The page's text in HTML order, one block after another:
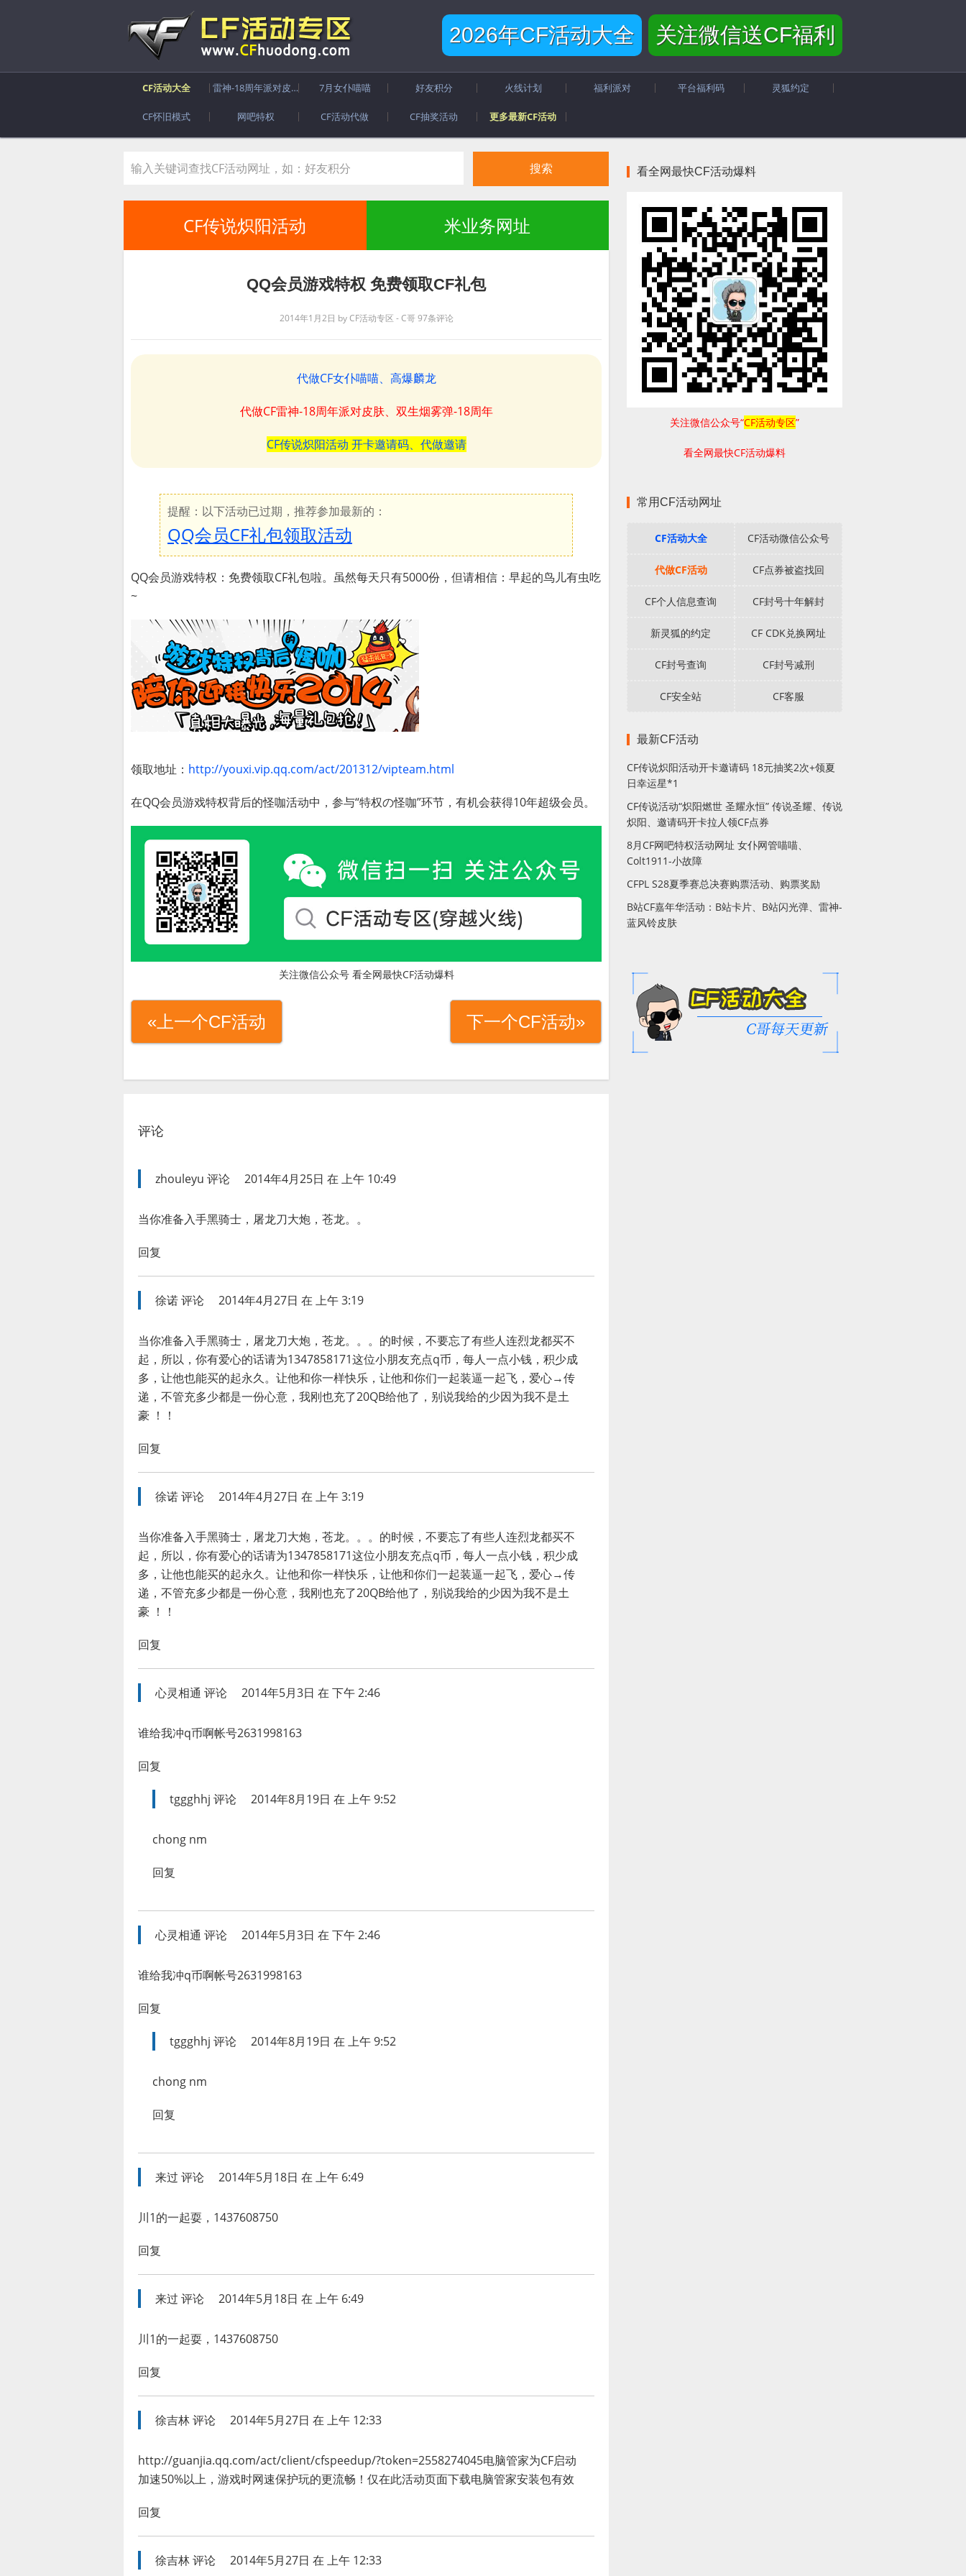
2026年CF活动大全 关注微信送CF福利
CF活动大全 雷神-18周年派对皮肤 7月女仆喵喵 好友积分 火线计划 福利派对 平台福利码 灵狐约定
CF怀旧模式 网吧特权 CF活动代做 CF抽奖活动 更多最新CF活动
CF传说炽阳活动 米业务网址
QQ会员游戏特权 免费领取CF礼包
2014年1月2日 byCF活动专区 - C哥 97条评论
代做CF女仆喵喵、高爆麟龙
代做CF雷神-18周年派对皮肤、双生烟雾弹-18周年
CF传说炽阳活动 开卡邀请码、代做邀请
提醒：以下活动已过期，推荐参加最新的：
QQ会员CF礼包领取活动
QQ会员游戏特权：免费领取CF礼包啦。虽然每天只有5000份，但请相信：早起的鸟儿有虫吃
~
领取地址： http://youxi.vip.qq.com/act/201312/vipteam.html
在QQ会员游戏特权背后的怪咖活动中，参与“特权の怪咖”环节，有机会获得10年超级会员。
关注微信公众号 看全网最快CF活动爆料
«上一个CF活动 下一个CF活动»
评论
zhouleyu 评论 2014年4月25日 在 上午 10:49
当你准备入手黑骑士，屠龙刀大炮，苍龙。。
回复
徐诺评论 2014年4月27日 在 上午 3:19
当你准备入手黑骑士，屠龙刀大炮，苍龙。。。的时候，不要忘了有些人连烈龙都买不
起，所以，你有爱心的话请为1347858171这位小朋友充点q币，每人一点小钱，积少成
多，让他也能买的起永久。让他和你一样快乐，让他和你们一起装逼一起飞，爱心→传
递，不管充多少都是一份心意，我刚也充了20QB给他了，别说我给的少因为我不是土
豪 ！！
回复
徐诺评论 2014年4月27日 在 上午 3:19
当你准备入手黑骑士，屠龙刀大炮，苍龙。。。的时候，不要忘了有些人连烈龙都买不
起，所以，你有爱心的话请为1347858171这位小朋友充点q币，每人一点小钱，积少成
多，让他也能买的起永久。让他和你一样快乐，让他和你们一起装逼一起飞，爱心→传
递，不管充多少都是一份心意，我刚也充了20QB给他了，别说我给的少因为我不是土
豪 ！！
回复
心灵相通 评论 2014年5月3日 在 下午 2:46
谁给我冲q币啊帐号2631998163
回复
tggghhj 评论 2014年8月19日 在 上午 9:52
chong nm
回复
心灵相通 评论 2014年5月3日 在 下午 2:46
谁给我冲q币啊帐号2631998163
回复
tggghhj 评论 2014年8月19日 在 上午 9:52
chong nm
回复
来过 评论 2014年5月18日 在 上午 6:49
川1的一起耍，1437608750
回复
来过 评论 2014年5月18日 在 上午 6:49
川1的一起耍，1437608750
回复
徐吉林评论 2014年5月27日 在 上午 12:33
http://guanjia.qq.com/act/client/cfspeedup/?token=2558274045电脑管家为CF启动
加速50%以上，游戏时网速保护玩的更流畅！仅在此活动页面下载电脑管家安装包有效
回复
徐吉林评论 2014年5月27日 在 上午 12:33
看全网最快CF活动爆料
关注微信公众号“CF活动专区”
看全网最快CF活动爆料
常用CF活动网址
CF活动大全 CF活动微信公众号
代做CF活动 CF点券被盗找回
CF个人信息查询 CF封号十年解封
新灵狐的约定 CF CDK兑换网址
CF封号查询 CF封号减刑
CF安全站 CF客服
最新CF活动
CF传说炽阳活动开卡邀请码 18元抽奖2次+领夏
日幸运星*1
CF传说活动“炽阳燃世 圣耀永恒” 传说圣耀、传说
炽阳、邀请码开卡拉人领CF点券
8月CF网吧特权活动网址 女仆网管喵喵、
Colt1911-小故障
CFPL S28夏季赛总决赛购票活动、购票奖励
B站CF嘉年华活动：B站卡片、B站闪光弹、雷神-
蓝风铃皮肤